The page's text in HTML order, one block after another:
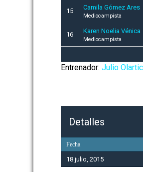
15 Camila Gómez Ares
Mediocampista
16 Karen Noelia Vénica
Mediocampista
Entrenador: Julio
Detalles
Fecha
18 julio, 2015